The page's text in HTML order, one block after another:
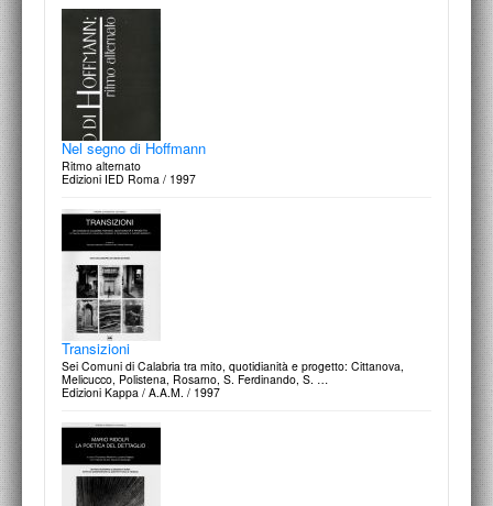
Nel segno di Hoffmann
Ritmo alternato
Edizioni IED Roma / 1997
Transizioni
Sei Comuni di Calabria tra mito, quotidianità e progetto: Cittanova,
Melicucco, Polistena, Rosarno, S. Ferdinando, S. …
Edizioni Kappa / A.A.M. / 1997